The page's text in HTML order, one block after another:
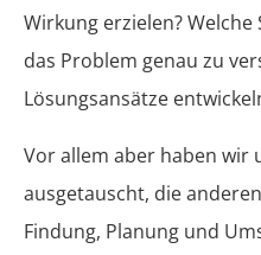
Wirkung erzielen?
das Problem genau zu
Lösungsansätze
Vor allem aber haben wir
ausgetauscht, die
Findung, Planung und